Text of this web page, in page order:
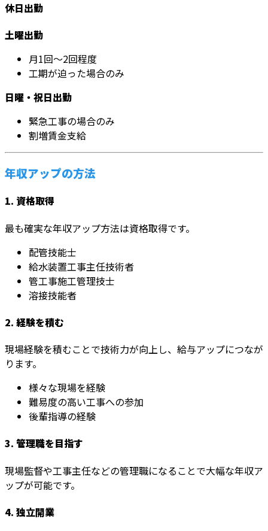
休日出勤
土曜出勤
月1回～2回程度
工期が迫った場合のみ
日曜・祝日出勤
緊急工事の場合のみ
割増賃金支給
年収アップの方法
1. 資格取得
最も確実な年収アップ方法は資格取得です。
配管技能士
給水装置工事主任技術者
管工事施工管理技士
溶接技能者
2. 経験を積む
現場経験を積むことで技術力が向上し、給与アップにつなが
ります。
様々な現場を経験
難易度の高い工事への参加
後輩指導の経験
3. 管理職を目指す
現場監督や工事主任などの管理職になることで大幅な年収ア
ップが可能です。
4. 独立開業